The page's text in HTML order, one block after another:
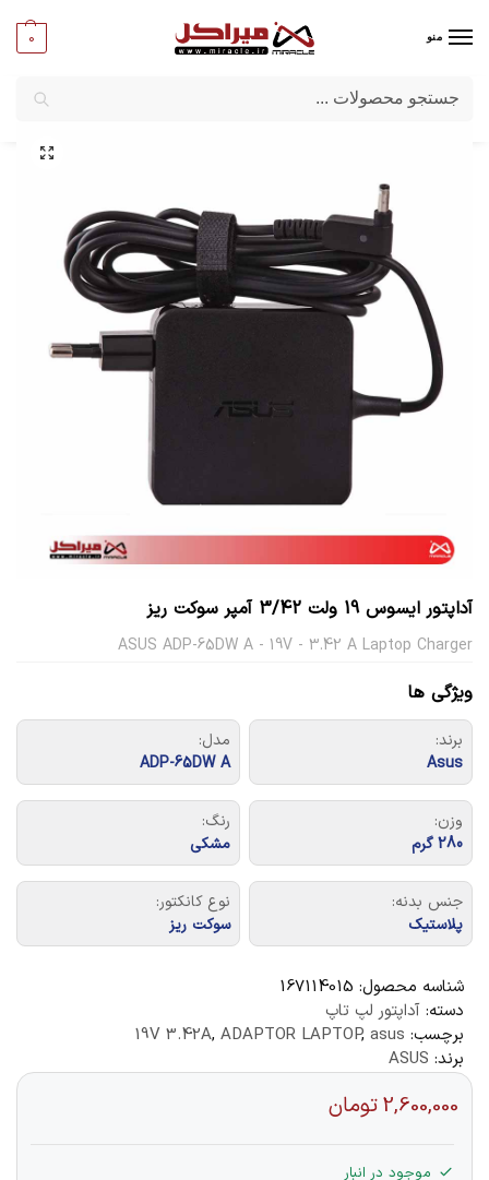
منو 0
میراکل/لپ تاپ/قطعات لپ تاپ
آداپتور ایسوس 19 ولت 3/42 آمپر سوکت ریز
ASUS ADP-65DW A - 19V - 3.42 A Laptop Charger
ویژگی ها
برند:
Asus
مدل:
ADP-65DW A
وزن:
280 گرم
رنگ:
مشکی
جنس بدنه:
پلاستیک
نوع کانکتور:
سوکت ریز
شناسه محصول: 167114015
دسته: آداپتور لپ تاپ
برچسب:
19V 3.42A, ADAPTOR LAPTOP, asus
برند: ASUS
2,600,000تومان
موجود در انبار